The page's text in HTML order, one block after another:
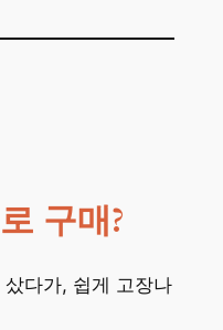
구매?
다가, 쉽게 고장나